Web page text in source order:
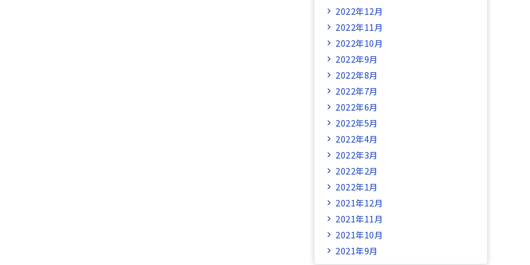
2022年12月
2022年11月
2022年10月
2022年9月
2022年8月
2022年7月
2022年6月
2022年5月
2022年4月
2022年3月
2022年2月
2022年1月
2021年12月
2021年11月
2021年10月
2021年9月